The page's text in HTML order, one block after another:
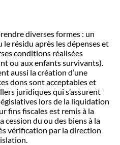
diverses formes : un
le résidu après les dépenses et
conditions réalisées
ou aux enfants survivants).
aussi la création d’une
dons sont acceptables et
juridiques qui s’assurent
lors de la liquidation
fins fiscales est remis à la
cession du ou des biens à la
vérification par la direction